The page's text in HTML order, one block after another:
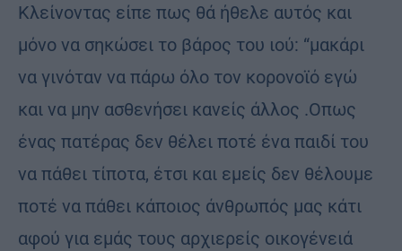
Κλείνοντας είπε πως θά ήθελε αυτός και
μόνο να σηκώσει το βάρος του ιού: “μακάρι
να γινόταν να πάρω όλο τον κορονοϊό εγώ
και να μην ασθενήσει κανείς άλλος .Οπως
ένας πατέρας δεν θέλει ποτέ ένα παιδί του
να πάθει τίποτα, έτσι και εμείς δεν θέλουμε
ποτέ να πάθει κάποιος άνθρωπός μας κάτι
αφού για εμάς τους αρχιερείς οικογένειά